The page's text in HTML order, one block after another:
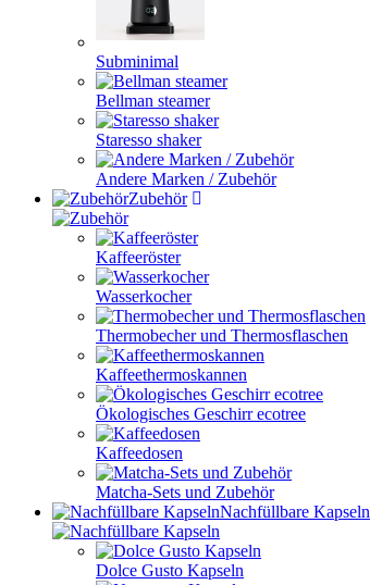
Subminimal
Bellman steamer
Staresso shaker
Andere Marken / Zubehör
Zubehör
Kaffeeröster
Wasserkocher
Thermobecher und Thermosflaschen
Kaffeethermoskannen
Ökologisches Geschirr ecotree
Kaffeedosen
Matcha-Sets und Zubehör
Nachfüllbare Kapseln
Dolce Gusto Kapseln